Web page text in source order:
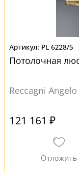
PL 6228/5
Потолочная
Reccagni
121 161 ₽